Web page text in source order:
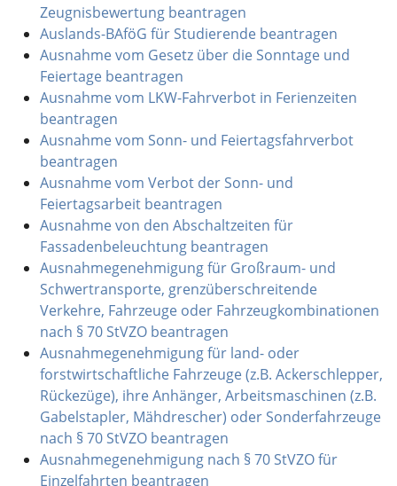
Zeugnisbewertung beantragen
Auslands-BAföG für Studierende beantragen
Ausnahme vom Gesetz über die Sonntage und
Feiertage beantragen
Ausnahme vom LKW-Fahrverbot in Ferienzeiten
beantragen
Ausnahme vom Sonn- und Feiertagsfahrverbot
beantragen
Ausnahme vom Verbot der Sonn- und
Feiertagsarbeit beantragen
Ausnahme von den Abschaltzeiten für
Fassadenbeleuchtung beantragen
Ausnahmegenehmigung für Großraum- und
Schwertransporte, grenzüberschreitende
Verkehre, Fahrzeuge oder Fahrzeugkombinationen
nach § 70 StVZO beantragen
Ausnahmegenehmigung für land- oder
forstwirtschaftliche Fahrzeuge (z.B. Ackerschlepper,
Rückezüge), ihre Anhänger, Arbeitsmaschinen (z.B.
Gabelstapler, Mähdrescher) oder Sonderfahrzeuge
nach § 70 StVZO beantragen
Ausnahmegenehmigung nach § 70 StVZO für
Einzelfahrten beantragen